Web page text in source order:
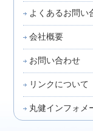
よくあるお問い
会社概要
お問い合わせ
リンクについて
丸健インフォメ